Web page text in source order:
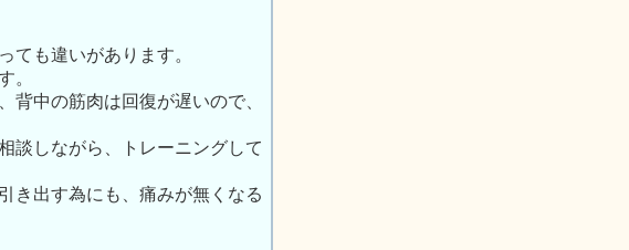
ても違いがあります。
。
背中の筋肉は回復が遅いので、
談しながら、トレーニングして
き出す為にも、痛みが無くなる